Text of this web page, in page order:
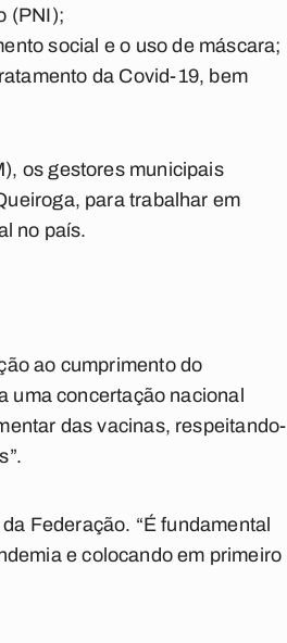
(PNI);
social e o uso de máscara;
da Covid-19, bem
os gestores municipais
para trabalhar em
no país.
ao cumprimento do
uma concertação nacional
das vacinas, respeitando-
Federação. “É fundamental
e colocando em primeiro